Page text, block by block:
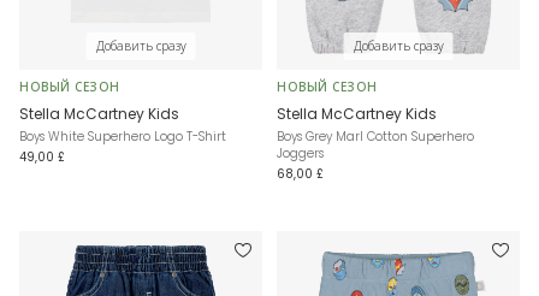
Добавить сразу
НОВЫЙ СЕЗОН
Stella McCartney Kids
Boys White Superhero Logo T-Shirt
49,00 £
Добавить сразу
НОВЫЙ СЕЗОН
Stella McCartney Kids
Boys Grey Marl Cotton Superhero
Joggers
68,00 £